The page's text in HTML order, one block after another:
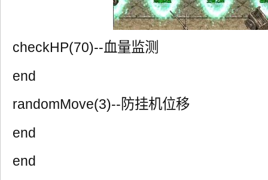
checkHP(70)--血量监测
end
randomMove(3)--防挂机位移
end
end